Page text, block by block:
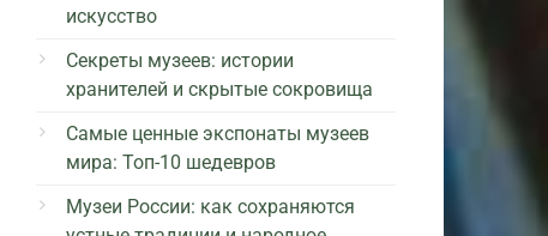
искусство
Секреты музеев: истории
хранителей и скрытые сокровища
Самые ценные экспонаты музеев
мира: Топ-10 шедевров
Музеи России: как сохраняются